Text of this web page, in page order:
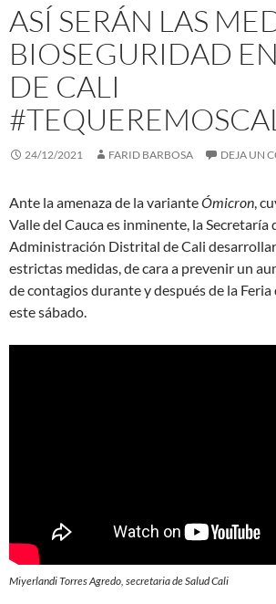
ASÍ SERÁN LAS
BIOSEGURIDAD
DE CALI
24/12/2021 FARID BARBOSA DEJA UN
Ante la amenaza de la varianteÓmicron,
Valle del Cauca es inminente, la Secretaría
Administración Distrital de Cali
estrictas medidas, de cara a prevenir un
de contagios durante y después de la Feria
este sábado.
Miyerlandi Torres Agredo, secretaria de Salud Cali